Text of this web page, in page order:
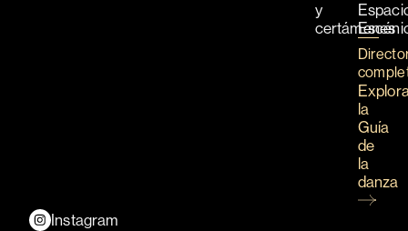
y
certámenes
la
Guía
de
la
danza
Instagram